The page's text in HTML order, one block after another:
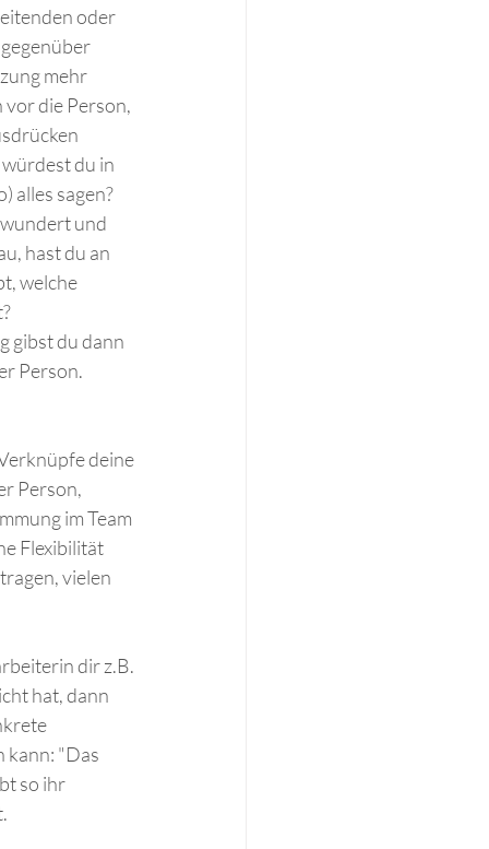
oder
mehr
vor die Person,
du in
alles sagen?
und
hast du an
welche
gibst du dann
Person.
deine
Person,
im Team
Flexibilität
vielen
dir z.B.
hat, dann
kann: "Das
so ihr